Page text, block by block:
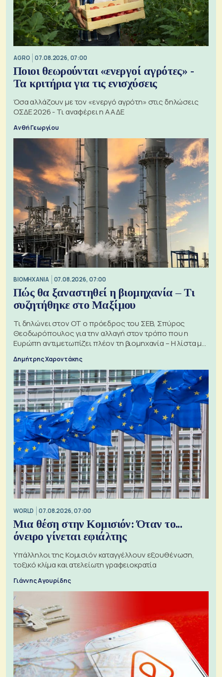
AGRO 07.08.2026, 07:00
Ποιοι θεωρούνται «ενεργοί αγρότες» -
Τα κριτήρια για τις ενισχύσεις
Όσα αλλάζουν με τον «ενεργό αγρότη» στις δηλώσεις
ΟΣΔΕ 2026 - Τι αναφέρει η ΑΑΔΕ
Ανθή Γεωργίου
ΒΙΟΜΗΧΑΝΙΑ 07.08.2026, 07:00
Πώς θα ξαναστηθεί η βιομηχανία – Τι
συζητήθηκε στο Μαξίμου
Τι δηλώνει στον ΟΤ ο πρόεδρος του ΣΕΒ, Σπύρος
Θεοδωρόπουλος για την αλλαγή στον τρόπο που η
Ευρώπη αντιμετωπίζει πλέον τη βιομηχανία – Η λίστα με
Δημήτρης Χαροντάκης
WORLD 07.08.2026, 07:00
Μια θέση στην Κομισιόν: Όταν το...
όνειρο γίνεται εφιάλτης
Υπάλληλοι της Κομισιόν καταγγέλλουν εξουθένωση,
τοξικό κλίμα και ατελείωτη γραφειοκρατία
Γιάννης Αγουρίδης